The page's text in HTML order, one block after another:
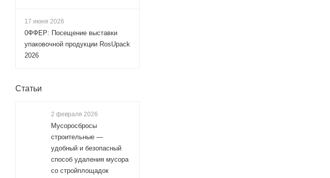
17 июня 2026
0ФФЕР: Посещение выставки
упаковочной продукции RosUpack
2026
Статьи
2 февраля 2026
Мусоросбросы
строительные —
удобный и безопасный
способ удаления мусора
со стройплощадок